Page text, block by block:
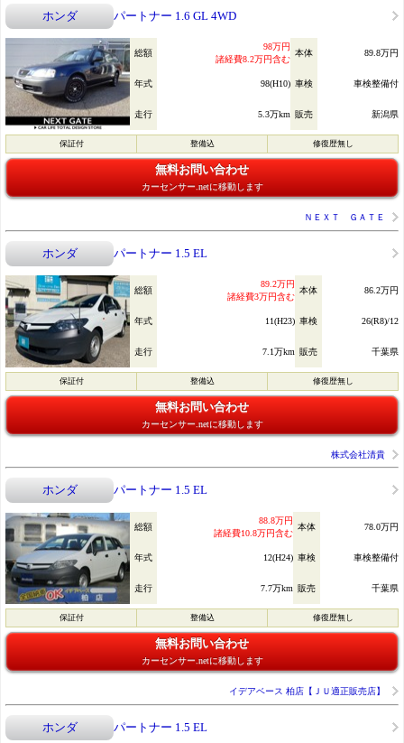
ホンダ パートナー 1.6 GL 4WD
総額
98万円
諸経費8.2万円含む
本体 89.8万円
年式 98(H10) 車検 車検整備付
走行 5.3万km 販売 新潟県
保証付 整備込 修復歴無し
無料お問い合わせ
カーセンサー.netに移動します
ＮＥＸＴ ＧＡＴＥ
ホンダ パートナー 1.5 EL
総額
89.2万円
諸経費3万円含む
本体 86.2万円
年式 11(H23) 車検 26(R8)/12
走行 7.1万km 販売 千葉県
保証付 整備込 修復歴無し
無料お問い合わせ
カーセンサー.netに移動します
株式会社清貴
ホンダ パートナー 1.5 EL
総額
88.8万円
諸経費10.8万円含む
本体 78.0万円
年式 12(H24) 車検 車検整備付
走行 7.7万km 販売 千葉県
保証付 整備込 修復歴無し
無料お問い合わせ
カーセンサー.netに移動します
イデアベース 柏店【ＪＵ適正販売店】
ホンダ パートナー 1.5 EL